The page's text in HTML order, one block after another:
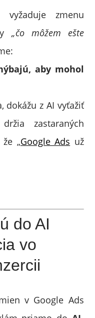
zmenu
„čo môžem ešte
aby mohol
dokážu z AI vyťažiť
zastaraných
„Google Ads už
do AI
vo
v Google Ads